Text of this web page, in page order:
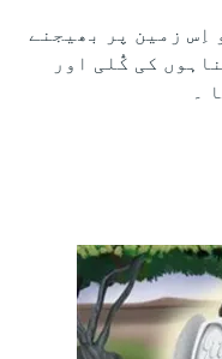
اِس زمین پر بھیجنے
کی کُّلی اور
۔